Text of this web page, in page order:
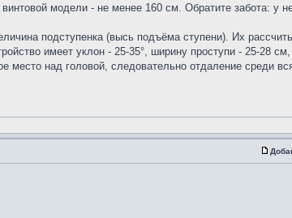
модели - не менее 160 см. Обратите забота: у
подступенка (высь подъёма ступени). Их
имеет уклон - 25-35°, ширину проступи - 25-28
над головой, следовательно отдаление среди